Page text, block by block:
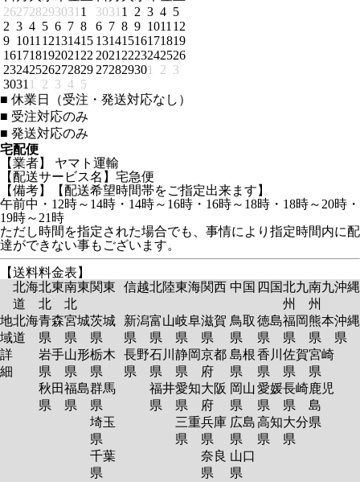
2627282930311
2 3 4 5 6 7 8
9 101112131415
16171819202122
23242526272829
30311 2 3 4 5
30311 2 3 4 5
6 7 8 9 101112
13141516171819
20212223242526
272829301 2 3
■ 休業日（受注・発送対応なし）
■ 受注対応のみ
■ 発送対応のみ
宅配便
【業者】 ヤマト運輸
【配送サービス名】宅急便
【備考】【配送希望時間帯をご指定出来ます】
午前中・12時～14時・14時～16時・16時～18時・18時～20時・
19時～21時
ただし時間を指定された場合でも、事情により指定時間内に配
達ができない事もございます。
【送料料金表】
北海
道
北東
北
南東
北
関東 信越北陸東海関西 中国 四国北九
州
南九
州
沖縄
地
域
詳
細
北海
道
青森
県
岩手
県
秋田
県
宮城
県
山形
県
福島
県
茨城
県
栃木
県
群馬
県
埼玉
県
千葉
県
新潟
県
長野
県
富山
県
石川
県
福井
県
岐阜
県
静岡
県
愛知
県
三重
県
滋賀
県
京都
府
大阪
府
兵庫
県
奈良
県
鳥取
県
島根
県
岡山
県
広島
県
山口
県
徳島
県
香川
県
愛媛
県
高知
県
福岡
県
佐賀
県
長崎
県
大分
県
熊本
県
宮崎
県
鹿児
島
県
沖縄
県